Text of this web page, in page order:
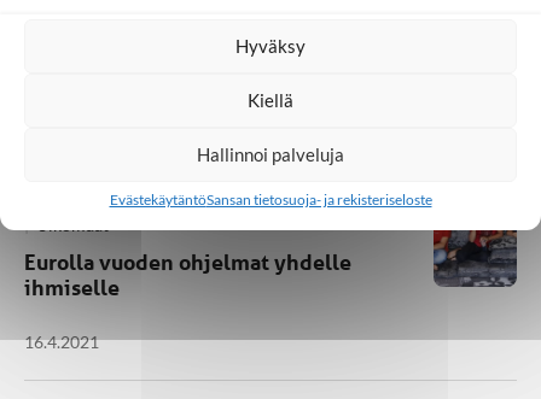
Hyväksy
Kiellä
Hallinnoi palveluja
EvästekäytäntöSansan tietosuoja- ja rekisteriseloste
Katso Ihmistä: Toukokuun tarina Intiasta
Arabimaat Ihmisarvo ja oikeus uskoa
SAT-7
Eurolla vuoden ohjelmat yhdelle
ihmiselle
16.4.2021